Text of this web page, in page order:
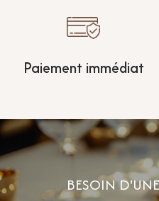
Paiement immédiat
BESOIN